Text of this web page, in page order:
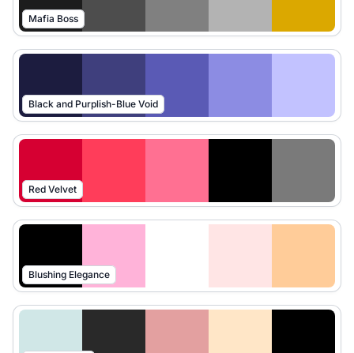
Mafia Boss
Black and Purplish-Blue Void
Red Velvet
Blushing Elegance